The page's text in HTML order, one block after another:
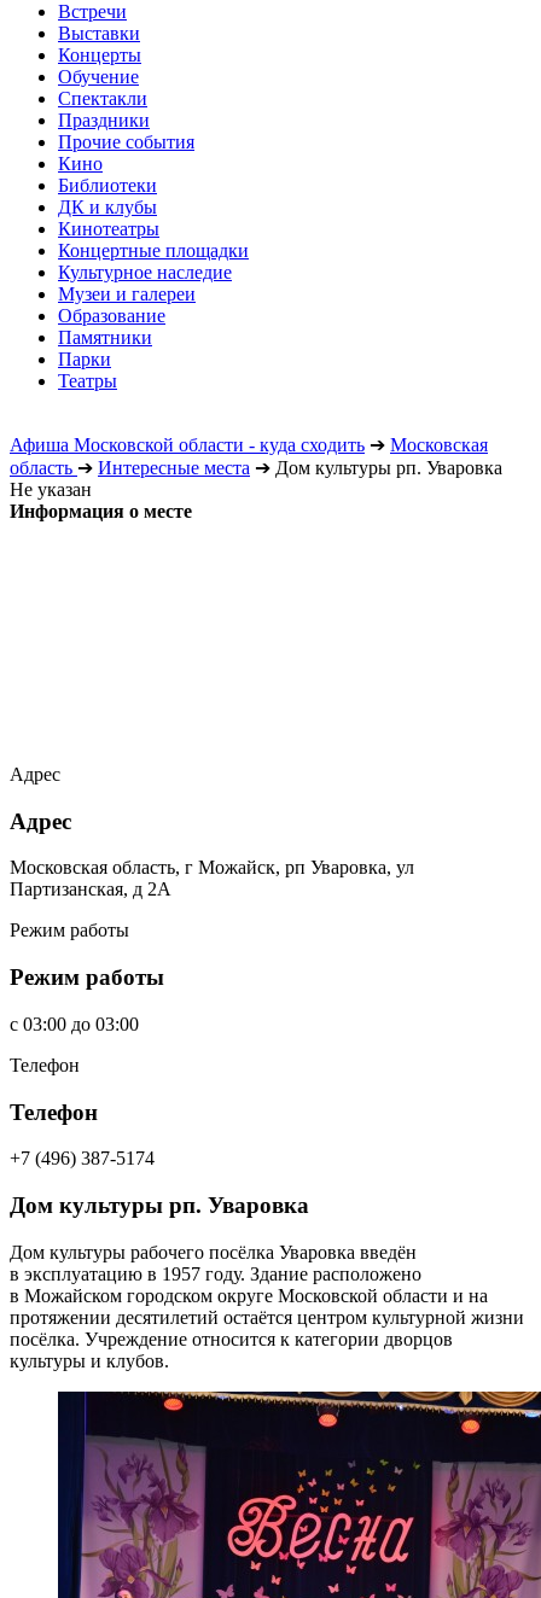
Встречи
Выставки
Концерты
Обучение
Спектакли
Праздники
Прочие события
Кино
Библиотеки
ДК и клубы
Кинотеатры
Концертные площадки
Культурное наследие
Музеи и галереи
Образование
Памятники
Парки
Театры
Афиша Московской области - куда сходить ➔ Московская
область ➔ Интересные места ➔ Дом культуры рп. Уваровка
Не указан
Информация о месте
Адрес
Адрес
Московская область, г Можайск, рп Уваровка, ул
Партизанская, д 2А
Режим работы
Режим работы
c 03:00 до 03:00
Телефон
Телефон
+7 (496) 387-5174
Дом культуры рп. Уваровка
Дом культуры рабочего посёлка Уваровка введён
в эксплуатацию в 1957 году. Здание расположено
в Можайском городском округе Московской области и на
протяжении десятилетий остаётся центром культурной жизни
посёлка. Учреждение относится к категории дворцов
культуры и клубов.